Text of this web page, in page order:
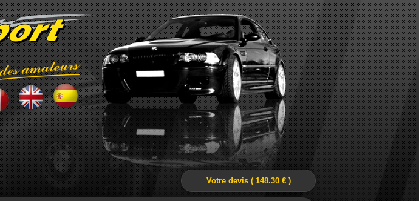
Votre devis ( 148.30 € )